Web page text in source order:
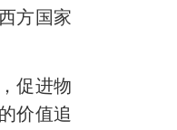
方国家
促进物
价值追